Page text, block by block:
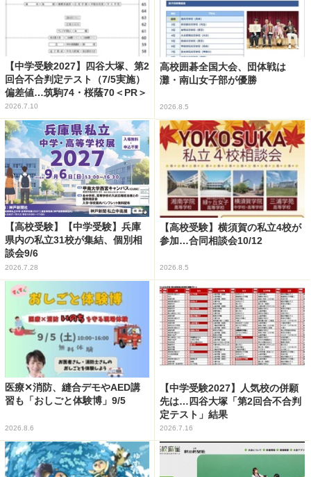
【中学受験2027】四谷大塚、第2
回合不合判定テスト（7/5実施）
偏差値…筑駒74・桜蔭70＜PR＞
2026.7.10
高校囲碁全国大会、団体戦は
灘・南山女子部が優勝
2026.8.5
【高校受験】【中学受験】兵庫
県内の私立31校が集結、個別相
談会9/6
2026.7.28
【高校受験】横須賀の私立4校が
参加…合同相談会10/12
2026.8.5
医療✕消防、縫合デモやAED講
習も「おしごと体験博」9/5
2026.8.6
【中学受験2027】人気校の併願
先は…四谷大塚「第2回合不合判
定テスト」結果
2026.7.16